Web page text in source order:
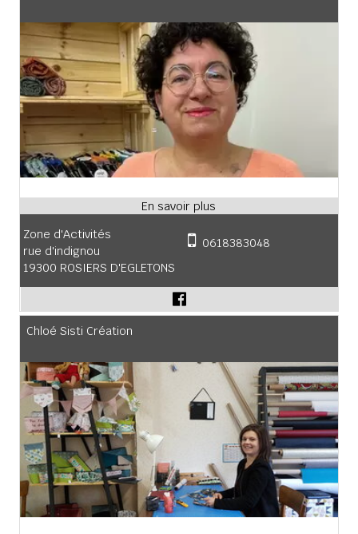
Zone d'Activités
rue d'indignou
19300 ROSIERS D'EGLETONS
0618383048
Chloé Sisti Création